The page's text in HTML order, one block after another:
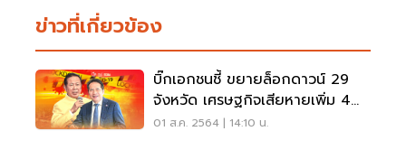
ข่าวที่เกี่ยวข้อง
บิ๊กเอกชนชี้ ขยายล็อกดาวน์ 29
จังหวัด เศรษฐกิจเสียหายเพิ่ม 4
แสนล้าน
01 ส.ค. 2564 | 14:10 น.